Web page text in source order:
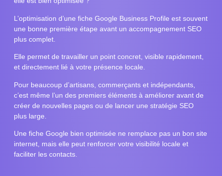
L’optimisation d’une fiche Google Business Profile est souvent
une bonne première étape avant un accompagnement SEO
plus complet.
Elle permet de travailler un point concret, visible rapidement,
et directement lié à votre présence locale.
Pour beaucoup d’artisans, commerçants et indépendants,
c’est même l’un des premiers éléments à améliorer avant de
créer de nouvelles pages ou de lancer une stratégie SEO
plus large.
Une fiche Google bien optimisée ne remplace pas un bon site
internet, mais elle peut renforcer votre visibilité locale et
faciliter les contacts.